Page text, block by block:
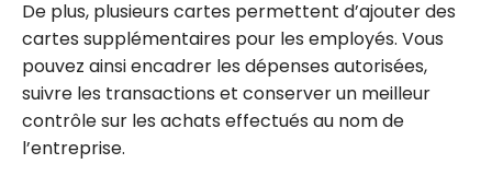
De plus, plusieurs cartes permettent d’ajouter des
cartes supplémentaires pour les employés. Vous
pouvez ainsi encadrer les dépenses autorisées,
suivre les transactions et conserver un meilleur
contrôle sur les achats effectués au nom de
l’entreprise.